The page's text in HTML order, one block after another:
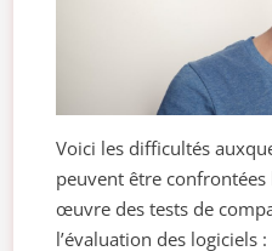
Voici les difficultés
peuvent être confrontées
œuvre des tests de
l’évaluation des logiciels :